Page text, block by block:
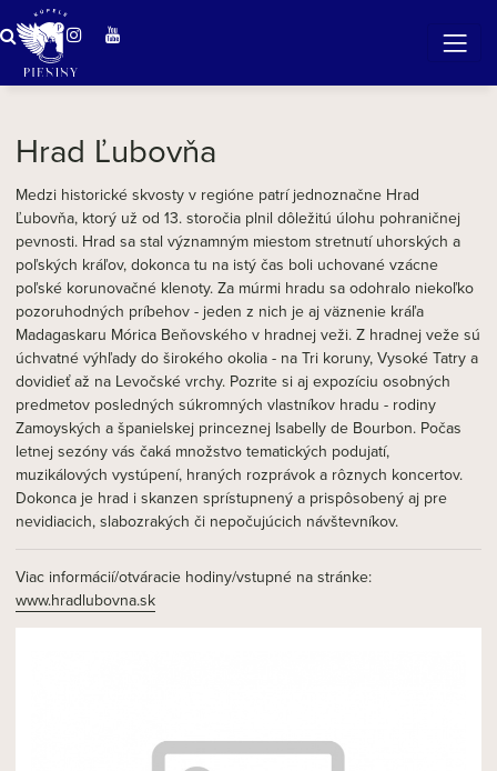
Zázračná voda v Pieninách
Hrad Ľubovňa
Medzi historické skvosty v regióne patrí jednoznačne Hrad
Ľubovňa, ktorý už od 13. storočia plnil dôležitú úlohu pohraničnej
pevnosti. Hrad sa stal významným miestom stretnutí uhorských a
poľských kráľov, dokonca tu na istý čas boli uchované vzácne
poľské korunovačné klenoty. Za múrmi hradu sa odohralo niekoľko
pozoruhodných príbehov - jeden z nich je aj väznenie kráľa
Madagaskaru Mórica Beňovského v hradnej veži. Z hradnej veže sú
úchvatné výhľady do širokého okolia - na Tri koruny, Vysoké Tatry a
dovidieť až na Levočské vrchy. Pozrite si aj expozíciu osobných
predmetov posledných súkromných vlastníkov hradu - rodiny
Zamoyských a španielskej princeznej Isabelly de Bourbon. Počas
letnej sezóny vás čaká množstvo tematických podujatí,
muzikálových vystúpení, hraných rozprávok a rôznych koncertov.
Dokonca je hrad i skanzen sprístupnený a prispôsobený aj pre
nevidiacich, slabozrakých či nepočujúcich návštevníkov.
Viac informácií/otváracie hodiny/vstupné na stránke:
www.hradlubovna.sk